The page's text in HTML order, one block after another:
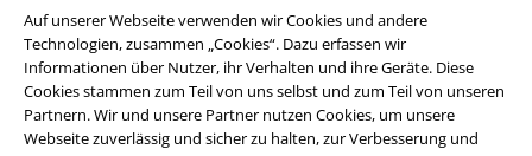
Auf unserer Webseite verwenden wir Cookies und andere
Technologien, zusammen „Cookies“. Dazu erfassen wir
Informationen über Nutzer, ihr Verhalten und ihre Geräte. Diese
Cookies stammen zum Teil von uns selbst und zum Teil von unseren
Partnern. Wir und unsere Partner nutzen Cookies, um unsere
Webseite zuverlässig und sicher zu halten, zur Verbesserung und
EMP Events
Partnerprogramm
EMP Stores